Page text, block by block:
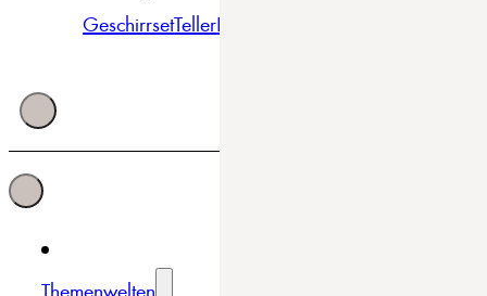
GeschirrsetTellerBowls & Schüsseln
Themenwelten